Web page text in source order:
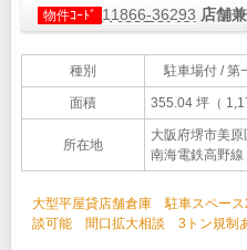
物件ｺｰﾄﾞ 11866-36293 店舗
種別 駐車場付 / 第
面積 355.04 坪（
所在地
大阪府堺市美原
南海電鉄高野
大型平屋貸店舗倉庫 駐車スペー
談可能 間口拡大相談 3トン規制